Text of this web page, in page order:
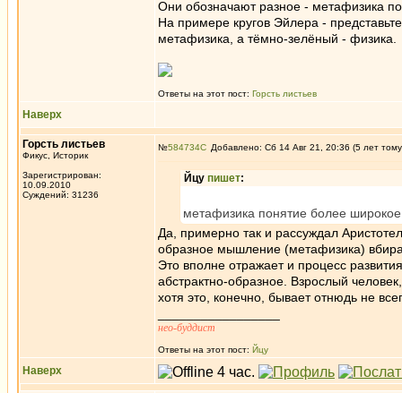
Они обозначают разное - метафизика
На примере кругов Эйлера -
метафизика, а тёмно-зелёный - физика.
Ответы на этот пост: Горсть листьев
Наверх
Горсть листьев
Фикус, Историк
Зарегистрирован:
10.09.2010
Суждений: 31236
№584734 Добавлено: Сб 14 Авг 21, 20:36 (5 лет
Йцу пишет:
метафизика понятие более
Да, примерно так и рассуждал
образное мышление (метафизика)
Это вполне отражает и процесс
абстрактно-образное. Взрослый
хотя это, конечно, бывает отнюдь не
нео-буддист
Ответы на этот пост: Йцу
Наверх